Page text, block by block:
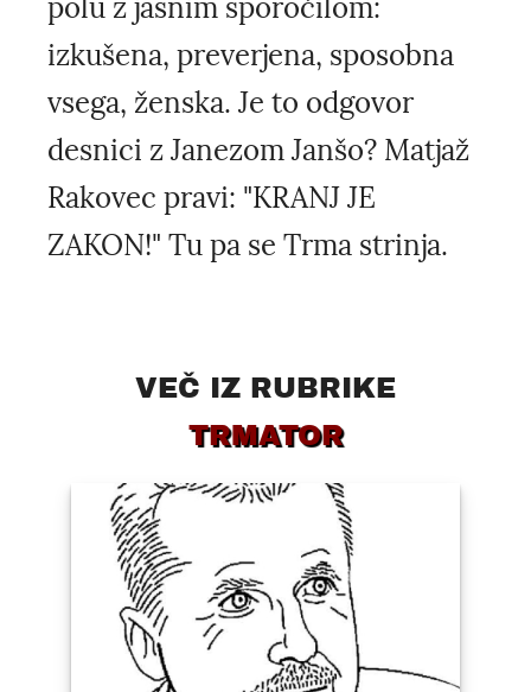
polu z jasnim sporočilom:
izkušena, preverjena, sposobna
vsega, ženska. Je to odgovor
desnici z Janezom Janšo? Matjaž
Rakovec pravi: "KRANJ JE
ZAKON!" Tu pa se Trma strinja.
VEČ IZ RUBRIKE
TRMATOR